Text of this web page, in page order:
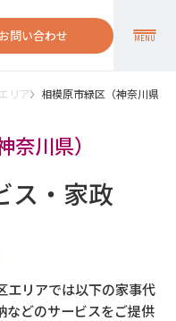
お問い合わせ MENU
リア 相模原市緑区（神奈川県）
川県）
ス・家政
エリアでは以下の家事代
などのサービスをご提供